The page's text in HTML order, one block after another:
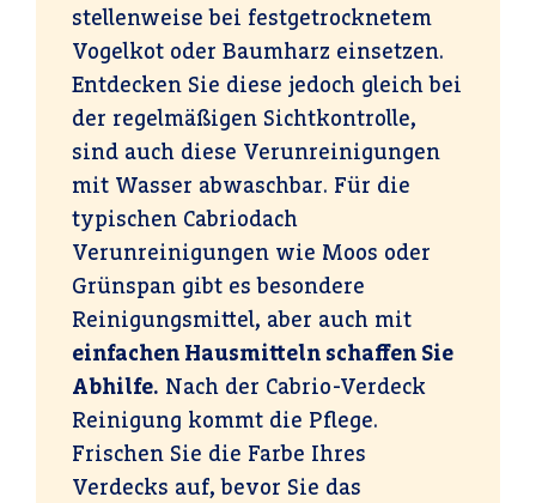
stellenweise bei festgetrocknetem
Vogelkot oder Baumharz einsetzen.
Entdecken Sie diese jedoch gleich bei
der regelmäßigen Sichtkontrolle,
sind auch diese Verunreinigungen
mit Wasser abwaschbar. Für die
typischen Cabriodach
Verunreinigungen wie Moos oder
Grünspan gibt es besondere
Reinigungsmittel, aber auch mit
einfachen Hausmitteln schaffen Sie
Abhilfe. Nach der Cabrio-Verdeck
Reinigung kommt die Pflege.
Frischen Sie die Farbe Ihres
Verdecks auf, bevor Sie das